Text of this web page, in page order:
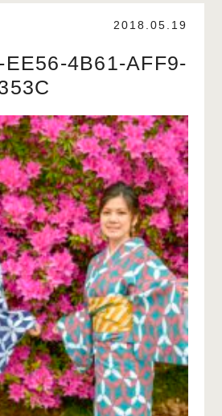
2018.05.19
4B61-AFF9-